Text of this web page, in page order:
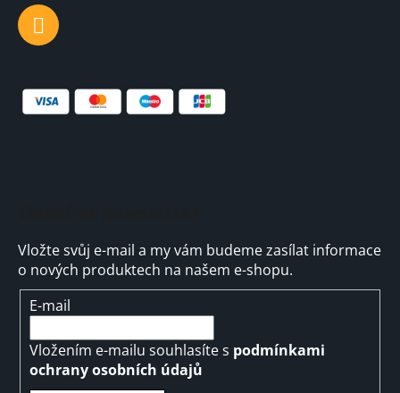
Vložte svůj e-mail a my vám budeme zasílat informace
o nových produktech na našem e-shopu.
E-mail
Vložením e-mailu souhlasíte s podmínkami
ochrany osobních údajů